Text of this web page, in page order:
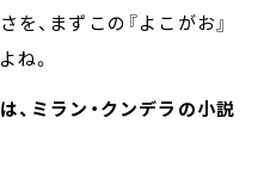
、まずこの『よこがお』
ね。
ミラン・クンデラの小説